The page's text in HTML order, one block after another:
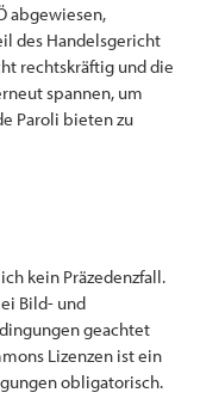
abgewiesen,
des Handelsgericht
rechtskräftig und die
spannen, um
Paroli bieten zu
kein Präzedenzfall.
Bild- und
geachtet
Lizenzen ist ein
obligatorisch.